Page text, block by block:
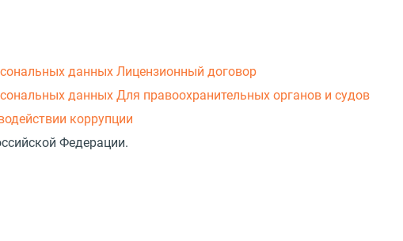
данных Лицензионный договор
данных Для правоохранительных органов и судов
коррупции
Федерации.